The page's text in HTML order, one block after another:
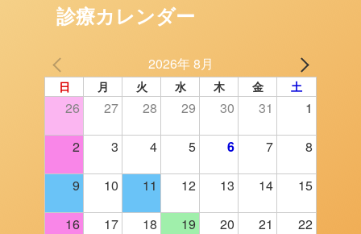
診療カレンダー
2026年 8月
日 月 火 水 木 金 土
26 27 28 29 30 31 1
2 3 4 5 6 7 8
9 10 11 12 13 14 15
16 17 18 19 20 21 22